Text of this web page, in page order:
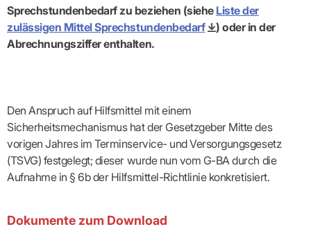
Sprechstundenbedarf zu beziehen (siehe Liste der
zulässigen Mittel Sprechstundenbedarf
) oder in der
Abrechnungsziffer enthalten.
Den Anspruch auf Hilfsmittel mit einem
Sicherheitsmechanismus hat der Gesetzgeber Mitte des
vorigen Jahres im Terminservice- und Versorgungsgesetz
(TSVG) festgelegt; dieser wurde nun vom G-BA durch die
Aufnahme in § 6b der Hilfsmittel-Richtlinie konkretisiert.
Dokumente zum Download